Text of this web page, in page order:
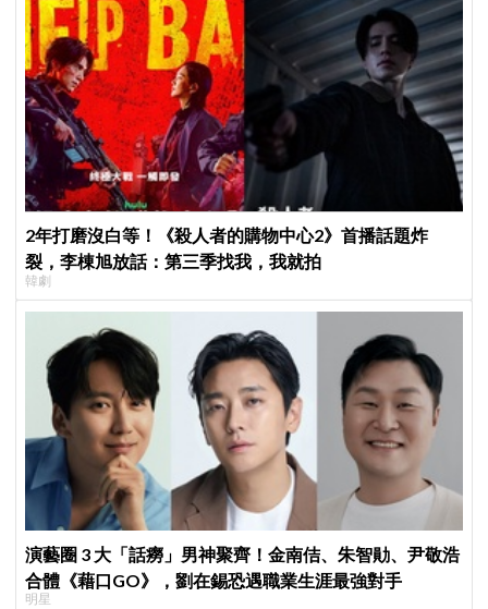
2年打磨沒白等！《殺人者的購物中心2》首播話題炸
裂，李棟旭放話：第三季找我，我就拍
韓劇
演藝圈 3 大「話癆」男神聚齊！金南佶、朱智勛、尹敬浩
合體《藉口GO》，劉在錫恐遇職業生涯最強對手
明星